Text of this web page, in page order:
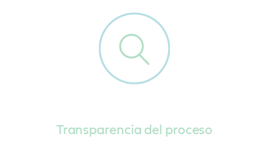
Transparencia del proceso